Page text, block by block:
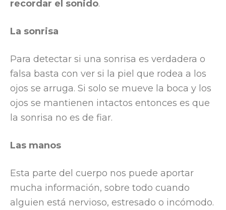
recordar el sonido.
La sonrisa
Para detectar si una sonrisa es verdadera o
falsa basta con ver si la piel que rodea a los
ojos se arruga. Si solo se mueve la boca y los
ojos se mantienen intactos entonces es que
la sonrisa no es de fiar.
Las manos
Esta parte del cuerpo nos puede aportar
mucha información, sobre todo cuando
alguien está nervioso, estresado o incómodo.